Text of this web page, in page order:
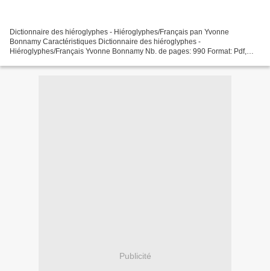
Dictionnaire des hiéroglyphes - Hiéroglyphes/Français pan Yvonne
Bonnamy Caractéristiques Dictionnaire des hiéroglyphes -
Hiéroglyphes/Français Yvonne Bonnamy Nb. de pages: 990 Format: Pdf,
Publicité